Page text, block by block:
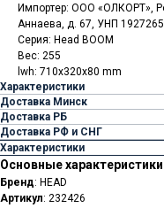
Импортер: ООО «ОЛКОРТ»,
Аннаева, д. 67, УНП
Серия: Head BOOM
Вес: 255
lwh: 710x320x80 mm
Характеристики
Доставка Минск
Доставка РБ
Доставка РФ и СНГ
Характеристики
Основные характеристики
Бренд: HEAD
Артикул: 232426